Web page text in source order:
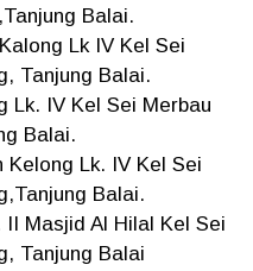
Balai.
Lk IV Kel Sei
Tanjung Balai.
Lk. IV Kel Sei Merbau
Balai.
Kelong Lk. IV Kel Sei
Balai.
II Masjid Al Hilal Kel Sei
Tanjung Balai